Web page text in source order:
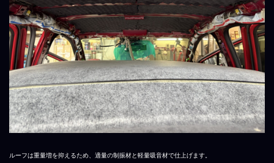
ルーフは重量増を抑えるため、適量の制振材と軽量吸音材で仕上げます。